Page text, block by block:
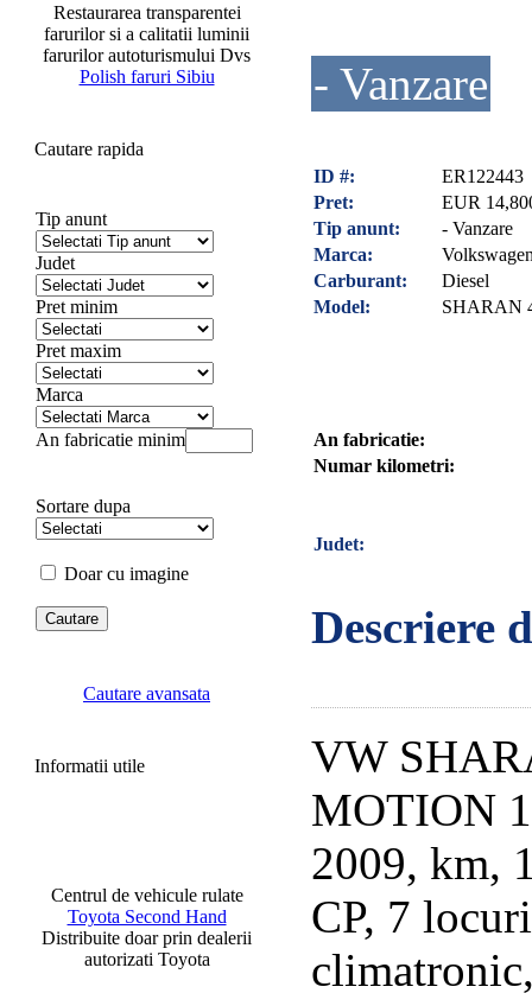
Restaurarea transparentei
farurilor si a calitatii luminii
farurilor autoturismului Dvs
Polish faruri Sibiu
Cautare rapida
Tip anunt
Judet
Pret minim
Pret maxim
Marca
An fabricatie minim
Sortare dupa
Doar cu imagine
Cautare avansata
Informatii utile
Centrul de vehicule rulate
Toyota Second Hand
Distribuite doar prin dealerii
autorizati Toyota
- Vanzare
ID #:
ER122443
Pret:
EUR
Tip anunt:
- Vanzare
Marca:
Carburant:
Diesel
Model:
SHARAN
An fabricatie:
Numar kilometri:
Judet:
Descriere
VW
MOTION
2009, km,
CP, 7